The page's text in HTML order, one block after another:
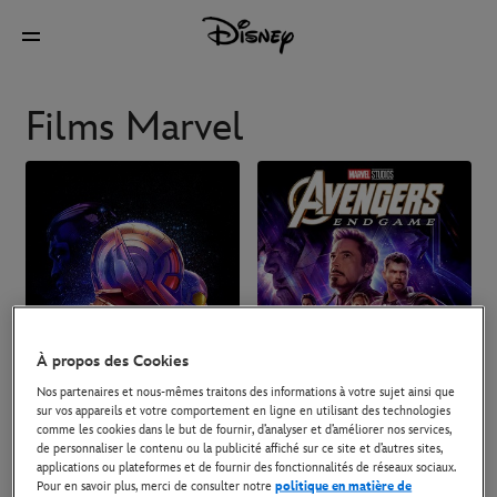
Films Marvel
À propos des Cookies
Nos partenaires et nous-mêmes traitons des informations à votre sujet ainsi que
sur vos appareils et votre comportement en ligne en utilisant des technologies
comme les cookies dans le but de fournir, d’analyser et d’améliorer nos services,
de personnaliser le contenu ou la publicité affiché sur ce site et d’autres sites,
applications ou plateformes et de fournir des fonctionnalités de réseaux sociaux.
Pour en savoir plus, merci de consulter notrepolitique en matière de